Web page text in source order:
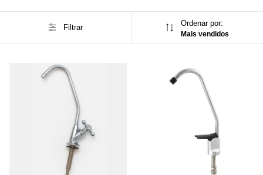
Filtrar Ordenar por:
Mais vendidos